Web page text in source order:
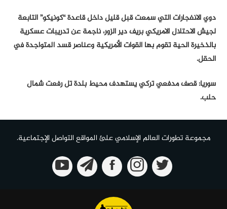
دوي الانفجارات التي سمعت قبل قليل داخل قاعدة “كونيكو” التابعة
لجيش الاحتلال الامريكي بريف دير الزور، ناجمة عن تدريبات عسكرية
بالذخيرة الحية تقوم بها القوات الأمريكية وعناصر قسد المتواجدة في
الحقل.
سوريا: قصف مدفعي تركي يستهدف محيط بلدة تل رفعت شمال
حلب.
مجموعة تطورات العالم الإسلامي علئ المواقع التواصل الإجتماعية.